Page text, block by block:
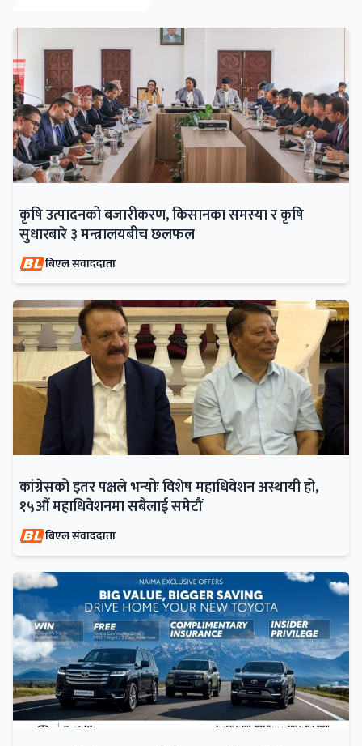
कृषि उत्पादनको बजारीकरण, किसानका समस्या र कृषि
सुधारबारे ३ मन्त्रालयबीच छलफल
बिएल संवाददाता
कांग्रेसको इतर पक्षले भन्योः विशेष महाधिवेशन अस्थायी हो,
१५औं महाधिवेशनमा सबैलाई समेटौं
बिएल संवाददाता